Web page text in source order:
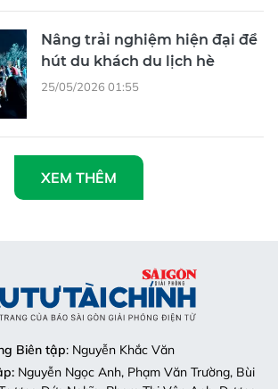
XEM THÊM
Nguyễn Ngọc Anh, Phạm Văn Trường, Bùi
Đức Nghĩa, Phạm Thị Vân Anh, Dương
Đức Hiển, Nguyễn Khắc Cường, Trần Gia
tòa soạn: Ngô Quang Trưởng, Nguyễn Chiến
Dũng, Nguyễn Phước Bình